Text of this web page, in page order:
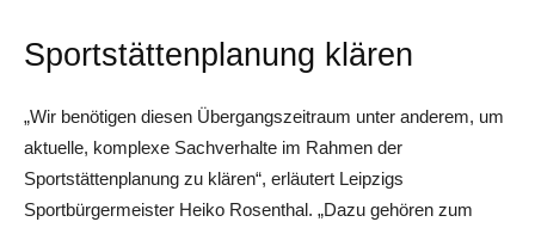
Sportstättenplanung klären
„Wir benötigen diesen Übergangszeitraum unter anderem, um
aktuelle, komplexe Sachverhalte im Rahmen der
Sportstättenplanung zu klären“, erläutert Leipzigs
Sportbürgermeister Heiko Rosenthal. „Dazu gehören zum